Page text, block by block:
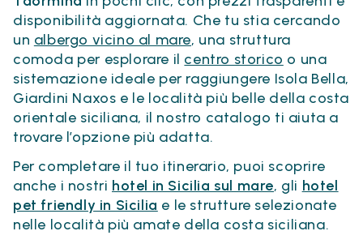
disponibilità aggiornata. Che tu stia cercando
un albergo vicino al mare, una struttura
comoda per esplorare il centro storico o una
sistemazione ideale per raggiungere Isola Bella,
Giardini Naxos e le località più belle della costa
orientale siciliana, il nostro catalogo ti aiuta a
trovare l’opzione più adatta.
Per completare il tuo itinerario, puoi scoprire
anche i nostri hotel in Sicilia sul mare, gli hotel
pet friendly in Sicilia e le strutture selezionate
nelle località più amate della costa siciliana.